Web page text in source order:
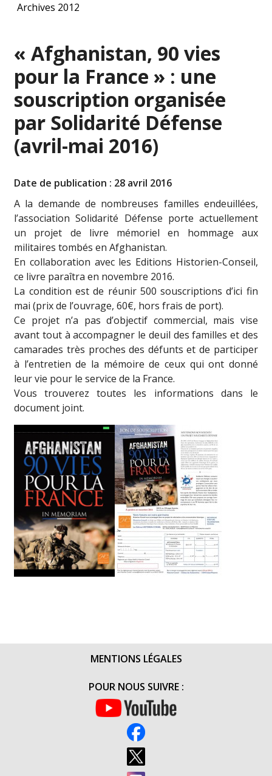
Archives 2012
« Afghanistan, 90 vies
pour la France » : une
souscription organisée
par Solidarité Défense
(avril-mai 2016)
Date de publication : 28 avril 2016
A la demande de nombreuses familles endeuillées,
l’association Solidarité Défense porte actuellement
un projet de livre mémoriel en hommage aux
militaires tombés en Afghanistan.
En collaboration avec les Editions Historien-Conseil,
ce livre paraîtra en novembre 2016.
La condition est de réunir 500 souscriptions d’ici fin
mai (prix de l’ouvrage, 60€, hors frais de port).
Ce projet n’a pas d’objectif commercial, mais vise
avant tout à accompagner le deuil des familles et des
camarades très proches des défunts et de participer
à l’entretien de la mémoire de ceux qui ont donné
leur vie pour le service de la France.
Vous trouverez toutes les informations dans le
document joint.
MENTIONS LÉGALES
POUR NOUS SUIVRE :